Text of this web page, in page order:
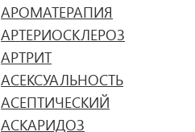
АРОМАТЕРАПИЯ
АРТЕРИОСКЛЕРОЗ
АРТРИТ
АСЕКСУАЛЬНОСТЬ
АСЕПТИЧЕСКИЙ
АСКАРИДОЗ